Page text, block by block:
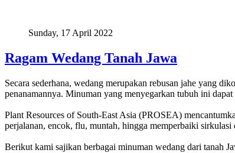
Sunday, 17 April 2022
Ragam Wedang Tanah Jawa
Secara sederhana, wedang merupakan rebusan jahe yang
penanamannya. Minuman yang menyegarkan tubuh ini
Plant Resources of South-East Asia (PROSEA)
perjalanan, encok, flu, muntah, hingga memperbaiki
Berikut kami sajikan berbagai minuman wedang dari tanah